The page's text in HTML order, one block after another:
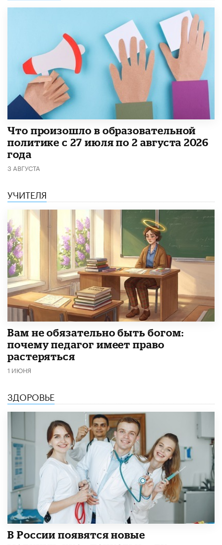
​Что произошло в образовательной
политике с 27 июля по 2 августа 2026
года
3 АВГУСТА
УЧИТЕЛЯ
​Вам не обязательно быть богом:
почему педагог имеет право
растеряться
1 ИЮНЯ
ЗДОРОВЬЕ
В России появятся новые